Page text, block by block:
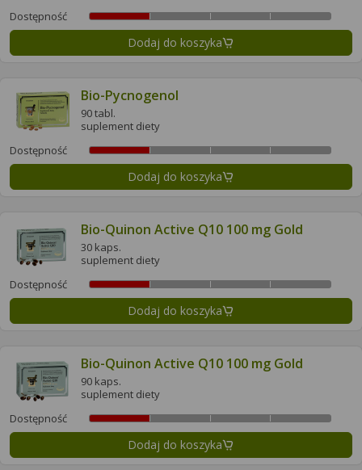
Dostępność
Dodaj do koszyka
Bio-Pycnogenol
90 tabl.
suplement diety
Dostępność
Dodaj do koszyka
Bio-Quinon Active Q10 100 mg Gold
30 kaps.
suplement diety
Dostępność
Dodaj do koszyka
Bio-Quinon Active Q10 100 mg Gold
90 kaps.
suplement diety
Dostępność
Dodaj do koszyka